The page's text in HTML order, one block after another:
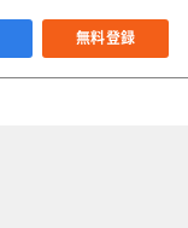
無料登録